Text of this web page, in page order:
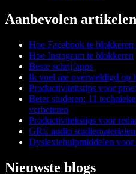
Aanbevolen artikelen
Hoe Facebook te
Hoe Instagram te blokkeren
Beste schrijfapps
Ik voel me overweldigd op
Productiviteitstips voor
Beter studeren: 11
verbeteren
Productiviteitstips voor
GRE audio
Dyslexiehulpmiddelen voor
Nieuwste blogs